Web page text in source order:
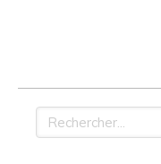
Rechercher